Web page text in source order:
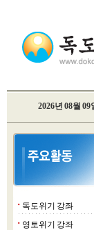
2026년 08월 09
■ 독도위기 강좌
■ 영토위기 강좌